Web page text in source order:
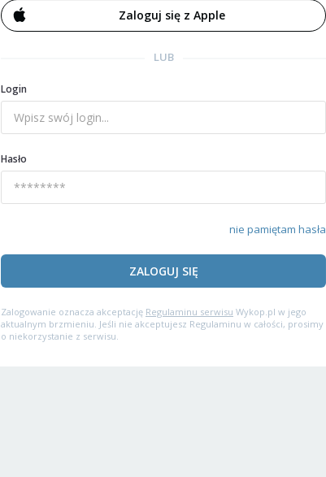
Zaloguj się z Apple
LUB
Login
Hasło
nie pamiętam hasła
ZALOGUJ SIĘ
Zalogowanie oznacza akceptację Regulaminu serwisu Wykop.pl w jego
aktualnym brzmieniu. Jeśli nie akceptujesz Regulaminu w całości, prosimy
o niekorzystanie z serwisu.